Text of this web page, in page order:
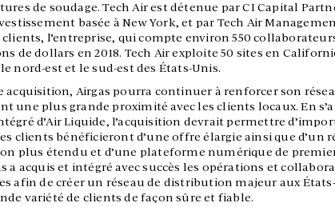
de soudage. Tech Air est détenue par CI Capital
basée à New York, et par Tech Air
clients, l’entreprise, qui compte environ 550
de dollars en 2018. Tech Air exploite 50 sites en
nord-est et le sud-est des États-Unis.
acquisition, Airgas pourra continuer à renforcer son
une plus grande proximité avec les clients locaux. En
d’Air Liquide, l’acquisition devrait permettre
clients bénéficieront d’une offre élargie ainsi que d’un
plus étendu et d’une plateforme numérique de
a acquis et intégré avec succès les opérations et
afin de créer un réseau de distribution majeur aux
variété de clients de façon sûre et fiable.